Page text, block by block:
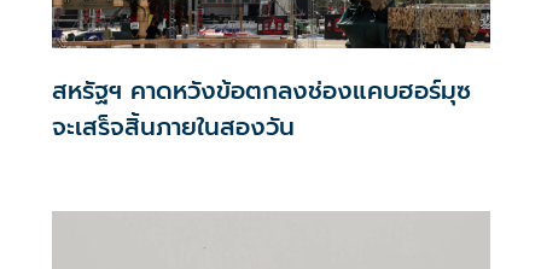
สหรัฐฯ คาดหวังข้อตกลงช่องแคบฮอร์มุซ
จะเสร็จสิ้นภายในสองวัน